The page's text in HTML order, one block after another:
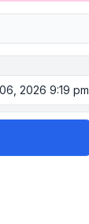
2026 9:19 pm